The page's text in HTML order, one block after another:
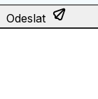
Odeslat